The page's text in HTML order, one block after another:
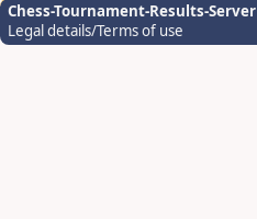
Chess-Tournament-Results-Server
Legal details/Terms of use